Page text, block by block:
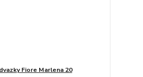
Fiore Marlena 20